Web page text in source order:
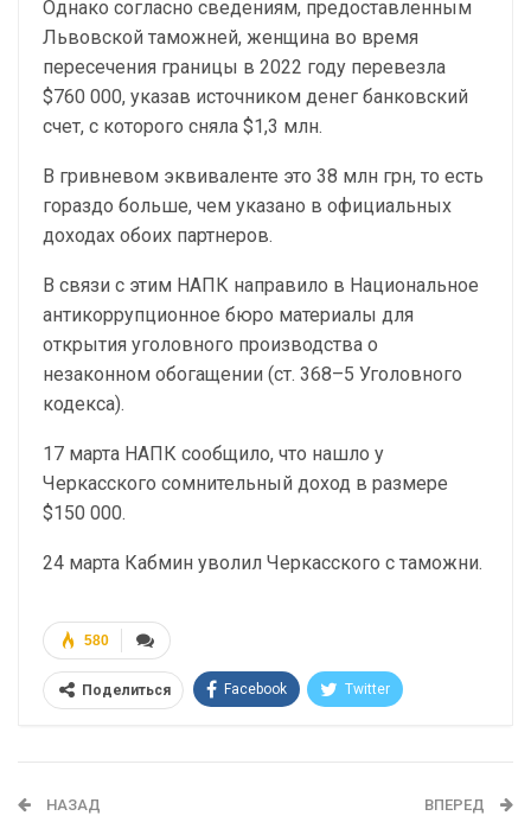
Однако согласно сведениям, предоставленным
Львовской таможней, женщина во время
пересечения границы в 2022 году перевезла
$760 000, указав источником денег банковский
счет, с которого сняла $1,3 млн.
В гривневом эквиваленте это 38 млн грн, то есть
гораздо больше, чем указано в официальных
доходах обоих партнеров.
В связи с этим НАПК направило в Национальное
антикоррупционное бюро материалы для
открытия уголовного производства о
незаконном обогащении (ст. 368–5 Уголовного
кодекса).
17 марта НАПК сообщило, что нашло у
Черкасского сомнительный доход в размере
$150 000.
24 марта Кабмин уволил Черкасского с таможни.
580
Поделиться Facebook Twitter
НАЗАД ВПЕРЕД